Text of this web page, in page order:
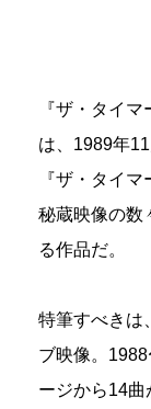
『ザ・タイ
は、1989年
『ザ・タイ
秘蔵映像の数
る作品だ。
特筆すべきは
ブ映像。
ージから14